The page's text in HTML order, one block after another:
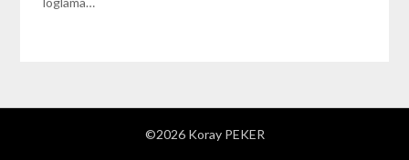
©2026 Koray PEKER